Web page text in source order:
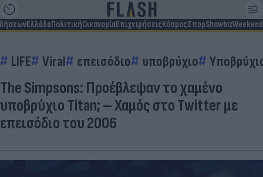
ΕλλάδαΠολιτικήΟικονομίαΕπιχειρήσειςΚόσμοςΣπορShowbizWeekend
LIFE Viral επεισόδιο υποβρύχιο
The Simpsons: Προέβλεψαν το χαμένο
υποβρύχιο Titan; – Χαμός στο Twitter με
επεισόδιο του 2006